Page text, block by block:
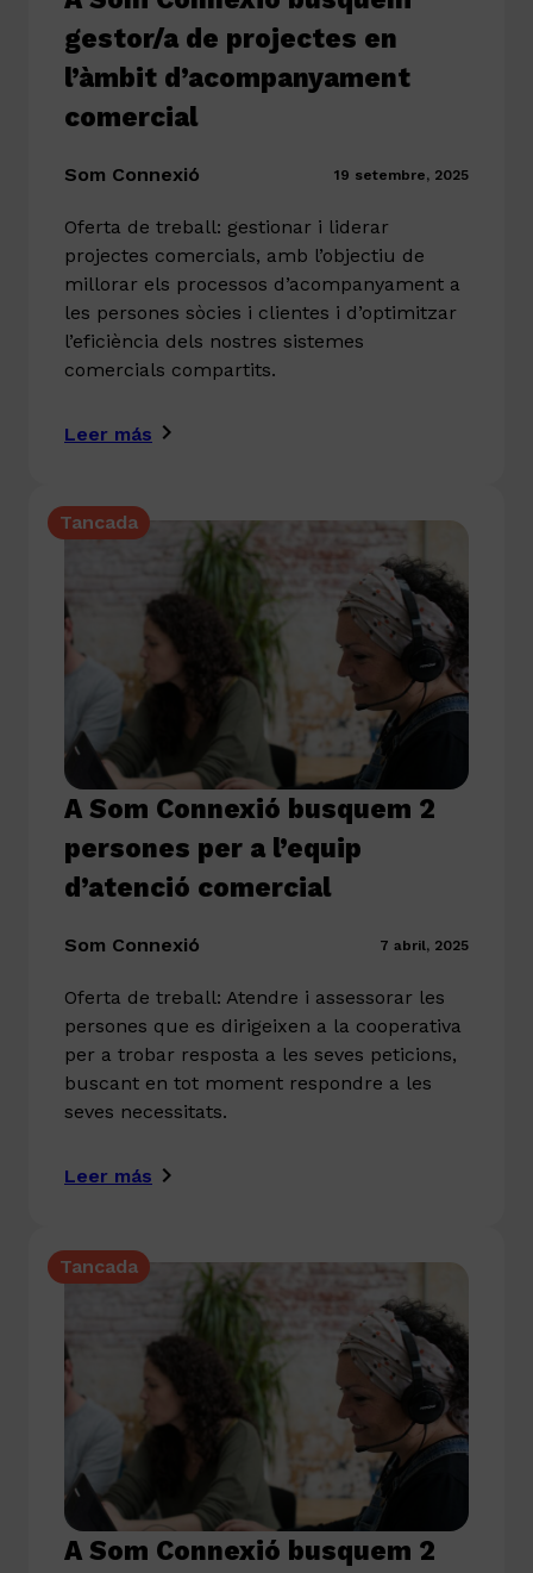
gestor/a de projectes en
l’àmbit d’acompanyament
comercial
Som Connexió 19 setembre, 2025
Oferta de treball: gestionar i liderar
projectes comercials, amb l’objectiu de
millorar els processos d’acompanyament a
les persones sòcies i clientes i d’optimitzar
l’eficiència dels nostres sistemes
comercials compartits.
Leer más
Tancada
A Som Connexió busquem 2
persones per a l’equip
d’atenció comercial
Som Connexió 7 abril, 2025
Oferta de treball: Atendre i assessorar les
persones que es dirigeixen a la cooperativa
per a trobar resposta a les seves peticions,
buscant en tot moment respondre a les
seves necessitats.
Leer más
Tancada
A Som Connexió busquem 2